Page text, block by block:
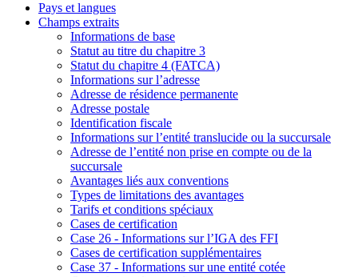
Pays et langues
Champs extraits
Informations de base
Statut au titre du chapitre 3
Statut du chapitre 4 (FATCA)
Informations sur l’adresse
Adresse de résidence permanente
Adresse postale
Identification fiscale
Informations sur l’entité translucide ou la succursale
Adresse de l’entité non prise en compte ou de la
succursale
Avantages liés aux conventions
Types de limitations des avantages
Tarifs et conditions spéciaux
Cases de certification
Case 26 - Informations sur l’IGA des FFI
Cases de certification supplémentaires
Case 37 - Informations sur une entité cotée